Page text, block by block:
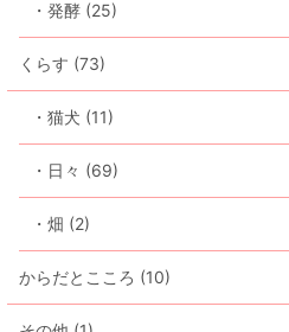
・発酵 (25)
くらす (73)
・猫犬 (11)
・日々 (69)
・畑 (2)
からだとこころ (10)